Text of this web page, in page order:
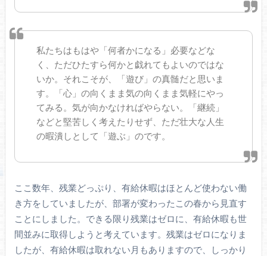
私たちはもはや「何者かになる」必要などな
く、ただひたすら何かと戯れてもよいのではな
いか。それこそが、「遊び」の真髄だと思いま
す。「心」の向くまま気の向くまま気軽にやっ
てみる。気が向かなければやらない。「継続」
などと堅苦しく考えたりせず、ただ壮大な人生
の暇潰しとして「遊ぶ」のです。
ここ数年、残業どっぷり、有給休暇はほとんど使わない働
き方をしていましたが、部署が変わったこの春から見直す
ことにしました。できる限り残業はゼロに、有給休暇も世
間並みに取得しようと考えています。残業はゼロになりま
したが、有給休暇は取れない月もありますので、しっかり